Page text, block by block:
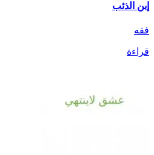
إبن الذئب
فقه
قراءة